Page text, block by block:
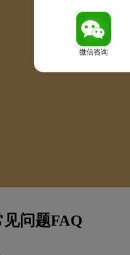
问题FAQ
微信咨询